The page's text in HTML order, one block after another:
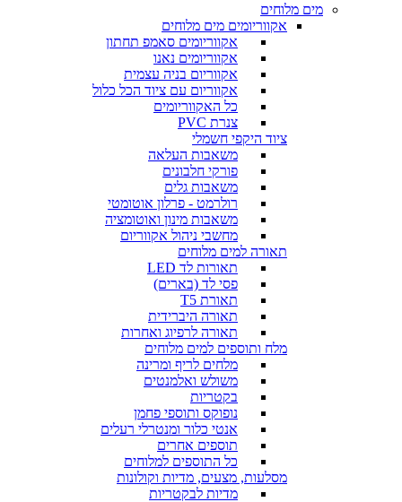
מים מלוחים
אקווריומים מים מלוחים
אקווריומים סאמפ תחתון
אקווריומים נאנו
אקווריום בניה עצמית
אקווריום עם ציוד הכל כלול
כל האקווריומים
צנרת PVC
ציוד היקפי חשמלי
משאבות העלאה
פורקי חלבונים
משאבות גלים
רולרמט - פרלון אוטומטי
משאבות מינון ואוטומציה
מחשבי ניהול אקווריום
תאורה למים מלוחים
תאורות לד LED
פסי לד (בארים)
תאורת T5
תאורה היברידית
תאורה לרפיוג ואחרות
מלח ותוספים למים מלוחים
מלחים לריף ומרינה
משולש ואלמנטים
בקטריות
נופוקס ותוספי פחמן
אנטי כלור ומנטרלי רעלים
תוספים אחרים
כל התוספים למלוחים
מסלעות, מצעים, מדיות וקולונות
מדיות לבקטריות